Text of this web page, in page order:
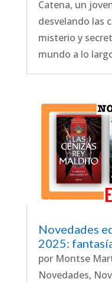
Catena, un
desvelando las
misterio y
mundo a lo
Novedades
2025:
por Montse
Novedades,